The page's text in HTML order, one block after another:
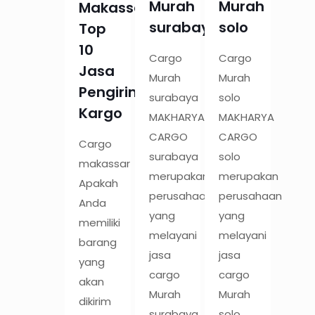
Makassar:
Top
10
Jasa
Pengiriman
Kargo
Cargo
makassar
Apakah
Anda
memiliki
barang
yang
akan
dikirim
Murah
surabaya
Cargo
Murah
surabaya
MAKHARYA
CARGO
surabaya
merupakan
perusahaan
yang
melayani
jasa
cargo
Murah
Murah
solo
Cargo
Murah
solo
MAKHARYA
CARGO
solo
merupakan
perusahaan
yang
melayani
jasa
cargo
Murah